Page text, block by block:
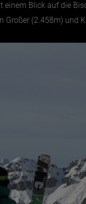
Blick auf die
(2.458m) und